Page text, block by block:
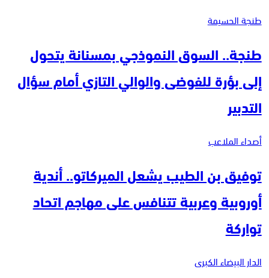
طنجة الحسيمة
طنجة.. السوق النموذجي بمسنانة يتحول
إلى بؤرة للفوضى والوالي التازي أمام سؤال
التدبير
أصداء الملاعب
توفيق بن الطيب يشعل الميركاتو.. أندية
أوروبية وعربية تتنافس على مهاجم اتحاد
تواركة
الدار البيضاء الكبرى